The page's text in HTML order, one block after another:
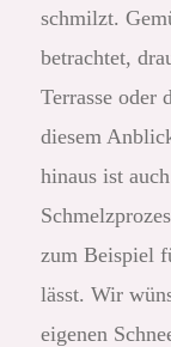
schmilzt.
betrachtet,
Terrasse oder
diesem
hinaus ist
zum Beispiel
lässt. Wir
eigenen